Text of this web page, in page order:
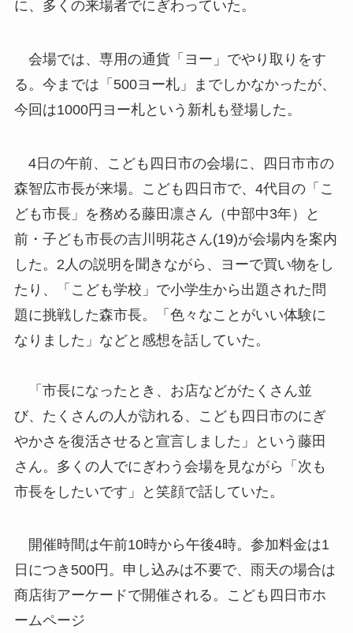
に、多くの来場者でにぎわっていた。
会場では、専用の通貨「ヨー」でやり取りをす
る。今までは「500ヨー札」までしかなかったが、
今回は1000円ヨー札という新札も登場した。
4日の午前、こども四日市の会場に、四日市市の
森智広市長が来場。こども四日市で、4代目の「こ
ども市長」を務める藤田凛さん（中部中3年）と
前・子ども市長の吉川明花さん(19)が会場内を案内
した。2人の説明を聞きながら、ヨーで買い物をし
たり、「こども学校」で小学生から出題された問
題に挑戦した森市長。「色々なことがいい体験に
なりました」などと感想を話していた。
「市長になったとき、お店などがたくさん並
び、たくさんの人が訪れる、こども四日市のにぎ
やかさを復活させると宣言しました」という藤田
さん。多くの人でにぎわう会場を見ながら「次も
市長をしたいです」と笑顔で話していた。
開催時間は午前10時から午後4時。参加料金は1
日につき500円。申し込みは不要で、雨天の場合は
商店街アーケードで開催される。こども四日市ホ
ームページ